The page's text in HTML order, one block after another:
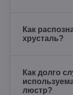
Как
хрусталь?
Как долго
люстр?